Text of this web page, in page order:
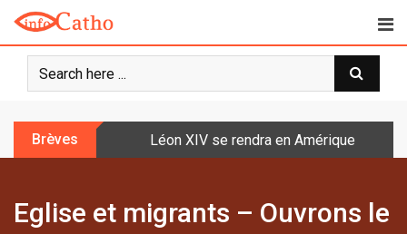
o
Brèves Léon XIV se rendra en Amérique latine à
Eglise et migrants – Ouvrons le